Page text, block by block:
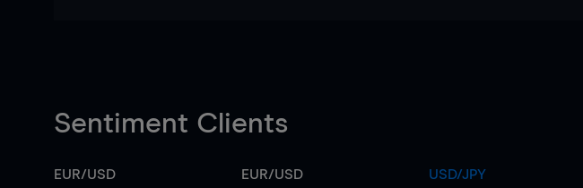
Sentiment Clients
EUR/USD
EUR/USD
USD/JPY